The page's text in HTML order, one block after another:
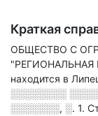
Краткая
ОБЩЕСТВО С
находится в
░░░░░░░░
░░░░░░░, ░. 1.